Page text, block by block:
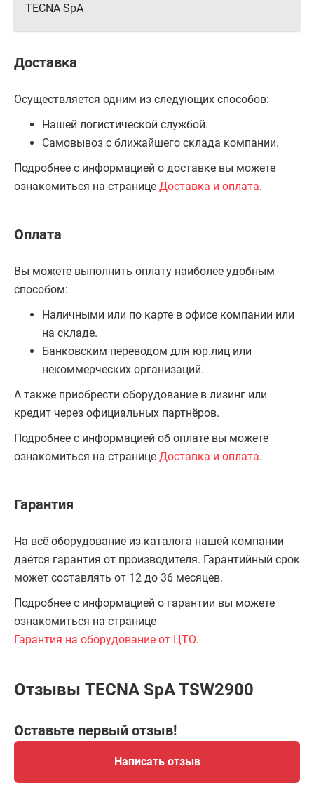
TECNA SpA
Доставка
Осуществляется одним из следующих способов:
Нашей логистической службой.
Самовывоз с ближайшего склада компании.
Подробнее с информацией о доставке вы можете
ознакомиться на странице Доставка и оплата.
Оплата
Вы можете выполнить оплату наиболее удобным
способом:
Наличными или по карте в офисе компании или
на складе.
Банковским переводом для юр.лиц или
некоммерческих организаций.
А также приобрести оборудование в лизинг или
кредит через официальных партнёров.
Подробнее с информацией об оплате вы можете
ознакомиться на странице Доставка и оплата.
Гарантия
На всё оборудование из каталога нашей компании
даётся гарантия от производителя. Гарантийный срок
может составлять от 12 до 36 месяцев.
Подробнее с информацией о гарантии вы можете
ознакомиться на странице
Гарантия на оборудование от ЦТО.
Отзывы TECNA SpA TSW2900
Оставьте первый отзыв!
Написать отзыв